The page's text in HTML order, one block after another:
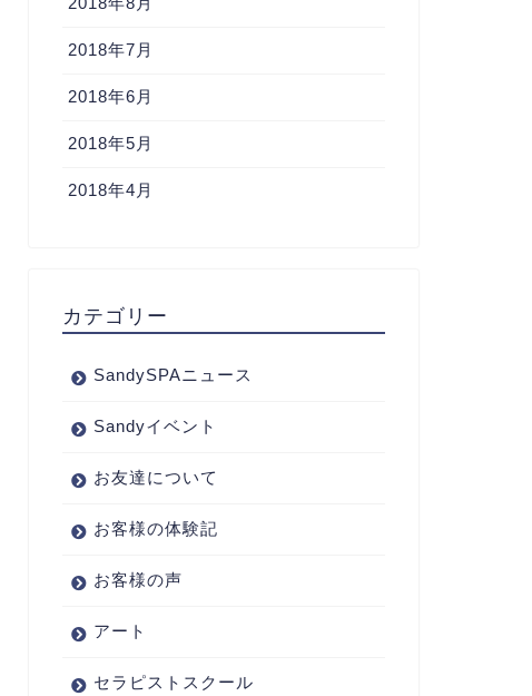
2018年7月
2018年6月
2018年5月
2018年4月
カテゴリー
SandySPAニュース
Sandyイベント
お友達について
お客様の体験記
お客様の声
アート
セラピストスクール